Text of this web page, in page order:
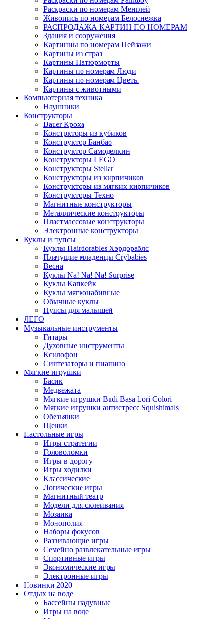
Раскраски по номерам Менглей
Живопись по номерам Белоснежка
РАСПРОДАЖА КАРТИН ПО НОМЕРАМ
Здания и сооружения
Картинны по номерам Пейзажи
Картины из страз
Картины Натюрморты
Картины по номерам Люди
Картины по номерам Цветы
Картины с животными
Компьютерная техника
Наушники
Конструкторы
Bauer Кроха
Констркторы из кубиков
Конструктор Банбао
Конструктор Самоделкин
Конструкторы LEGO
Конструкторы Stellar
Конструкторы из кирпичиков
Конструкторы из мягких кирпичиков
Конструкторы Техно
Магнитные конструкторы
Металлические конструкторы
Пластмассовые конструкторы
Электронные конструкторы
Куклы и пупсы
Куклы Hairdorables Хэрдораблс
Плачущие младенцы Crybabies
Весна
Куклы Na! Na! Na! Surprise
Куклы Капкейк
Куклы мягконабивные
Обычные куклы
Пупсы для малышей
ЛЕГО
Музыкальные инструменты
Гитары
Духовные инструменты
Ксилофон
Синтезаторы и пианино
Мягкие игрушки
Басик
Медвежата
Мягкие игрушки Budi Basa Lori Colori
Мягкие игрушки антистресс Squishimals
Обезьянки
Щенки
Настольные игры
Игры стратегии
Головоломки
Игры в дорогу
Игры ходилки
Классические
Логические игры
Магнитный театр
Модели для склеивания
Мозаика
Монополия
Наборы фокусов
Развивающие игры
Семейно развлекательные игры
Спортивные игры
Экономические игры
Электронные игры
Новинки 2020
Отдых на воде
Бассейны надувные
Игры на воде